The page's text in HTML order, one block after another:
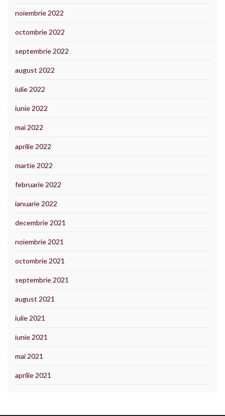
noiembrie 2022
octombrie 2022
septembrie 2022
august 2022
iulie 2022
iunie 2022
mai 2022
aprilie 2022
martie 2022
februarie 2022
ianuarie 2022
decembrie 2021
noiembrie 2021
octombrie 2021
septembrie 2021
august 2021
iulie 2021
iunie 2021
mai 2021
aprilie 2021